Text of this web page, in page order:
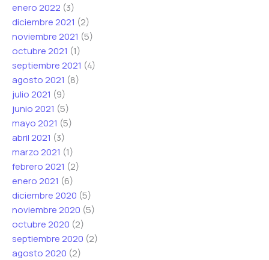
enero 2022 (3)
diciembre 2021 (2)
noviembre 2021 (5)
octubre 2021 (1)
septiembre 2021 (4)
agosto 2021 (8)
julio 2021 (9)
junio 2021 (5)
mayo 2021 (5)
abril 2021 (3)
marzo 2021 (1)
febrero 2021 (2)
enero 2021 (6)
diciembre 2020 (5)
noviembre 2020 (5)
octubre 2020 (2)
septiembre 2020 (2)
agosto 2020 (2)